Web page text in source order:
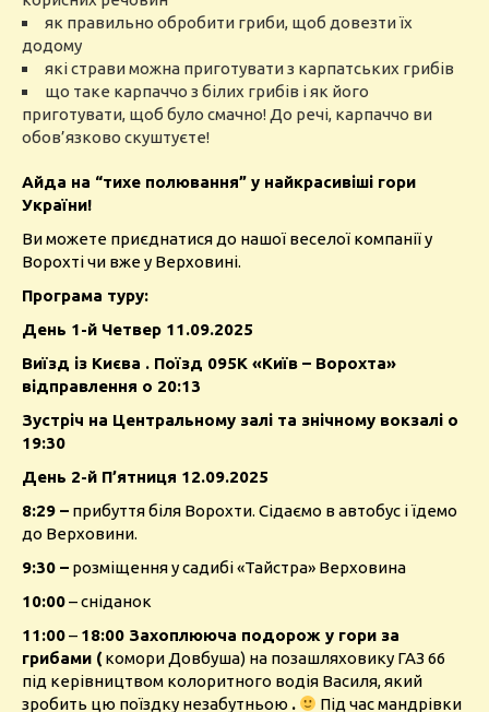
як правильно обробити гриби, щоб довезти їх
додому
які страви можна приготувати з карпатських грибів
що таке карпаччо з білих грибів і як його
приготувати, щоб було смачно! До речі, карпаччо ви
обов’язково скуштуєте!
Айда на “тихе полювання” у найкрасивіші гори
України!
Ви можете приєднатися до нашої веселої компанії у
Ворохті чи вже у Верховині.
Програма туру:
День 1-й Четвер 11.09.2025
Виїзд із Києва . Поїзд 095К «Київ – Ворохта»
відправлення о 20:13
Зустріч на Центральному залі та знічному вокзалі о
19:30
День 2-й П’ятниця 12.09.2025
8:29 – прибуття біля Ворохти. Сідаємо в автобус і їдемо
до Верховини.
9:30 – розміщення у садибі «Тайстра» Верховина
10:00– сніданок
11:00– 18:00 Захоплююча подорож у гори за
грибами (комори Довбуша) на позашляховику ГАЗ 66
під керівництвом колоритного водія Василя, який
зробить цю поїздку незабутньою . Під час мандрівки